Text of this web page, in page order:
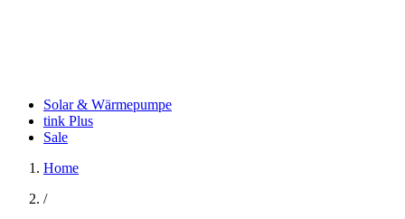
Solar & Wärmepumpe
tink Plus
Sale
Home
/